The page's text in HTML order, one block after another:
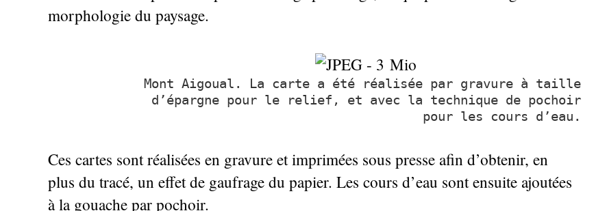
morphologie du paysage.
Mont Aigoual. La carte a été réalisée par gravure à taille
d’épargne pour le relief, et avec la technique de pochoir
pour les cours d’eau.
Ces cartes sont réalisées en gravure et imprimées sous presse afin d’obtenir, en
plus du tracé, un effet de gaufrage du papier. Les cours d’eau sont ensuite ajoutées
à la gouache par pochoir.